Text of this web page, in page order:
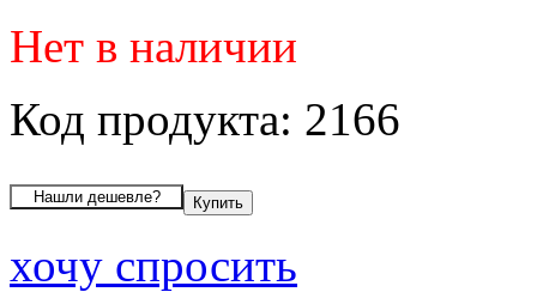
Нет в наличии
Код продукта: 2166
хочу спросить